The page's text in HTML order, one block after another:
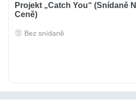
Projekt „Catch You“ (Snídaně
Ceně)
Bez snídaně